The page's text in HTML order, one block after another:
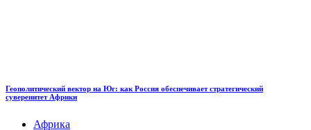
Геополитический вектор на Юг: как Россия обеспечивает стратегический
суверенитет Африки
Африка